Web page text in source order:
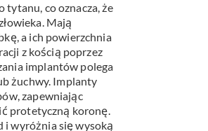
co oznacza, że
Mają
a ich powierzchnia
z kością poprzez
implantów polega
żuchwy. Implanty
zapewniając
protetyczną koronę.
i wyróżnia się wysoką